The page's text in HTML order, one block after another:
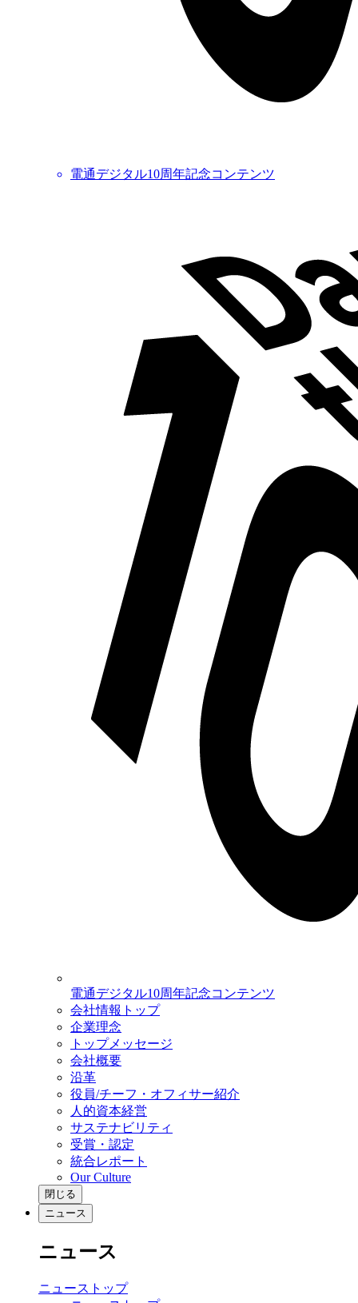
電通デジタル10周年記念コンテンツ
電通デジタル10周年記念コンテンツ
会社情報トップ
企業理念
トップメッセージ
会社概要
沿革
役員/チーフ・オフィサー紹介
人的資本経営
サステナビリティ
受賞・認定
統合レポート
Our Culture
閉じる
ニュース
ニュース
ニューストップ